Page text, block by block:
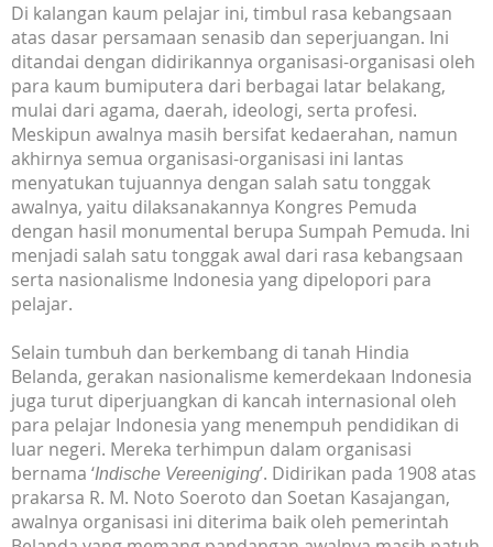
Di kalangan kaum pelajar ini, timbul rasa kebangsaan
atas dasar persamaan senasib dan seperjuangan. Ini
ditandai dengan didirikannya organisasi-organisasi oleh
para kaum bumiputera dari berbagai latar belakang,
mulai dari agama, daerah, ideologi, serta profesi.
Meskipun awalnya masih bersifat kedaerahan, namun
akhirnya semua organisasi-organisasi ini lantas
menyatukan tujuannya dengan salah satu tonggak
awalnya, yaitu dilaksanakannya Kongres Pemuda
dengan hasil monumental berupa Sumpah Pemuda. Ini
menjadi salah satu tonggak awal dari rasa kebangsaan
serta nasionalisme Indonesia yang dipelopori para
pelajar.
Selain tumbuh dan berkembang di tanah Hindia
Belanda, gerakan nasionalisme kemerdekaan Indonesia
juga turut diperjuangkan di kancah internasional oleh
para pelajar Indonesia yang menempuh pendidikan di
luar negeri. Mereka terhimpun dalam organisasi
bernama ‘Indische Vereeniging’. Didirikan pada 1908 atas
prakarsa R. M. Noto Soeroto dan Soetan Kasajangan,
awalnya organisasi ini diterima baik oleh pemerintah